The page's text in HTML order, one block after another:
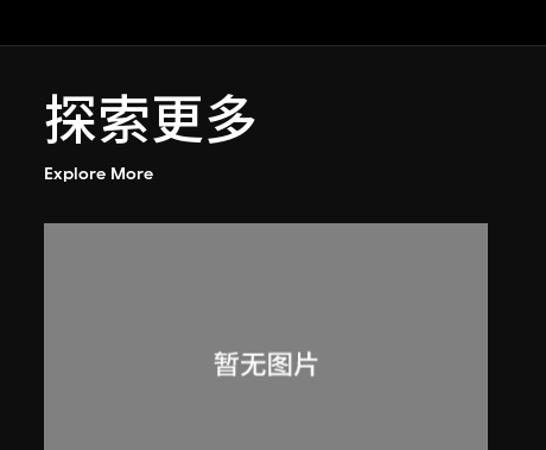
探索更多
Explore More